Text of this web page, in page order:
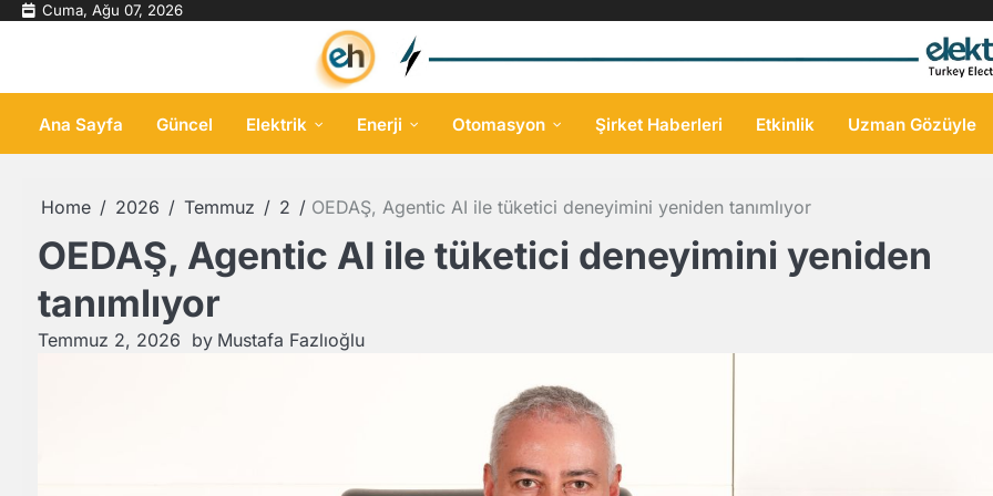
Skip Cuma, Ağu 07, 2026
Ana Sayfa Güncel Elektrik Enerji Otomasyon Şirket Haberleri Etkinlik Uzman Gözüyle
Home 2026 Temmuz 2 OEDAŞ, Agentic AI ile tüketici deneyimini yeniden tanımlıyor
OEDAŞ, Agentic AI ile tüketici deneyimini yeniden
tanımlıyor
Temmuz 2, 2026 by Mustafa Fazlıoğlu